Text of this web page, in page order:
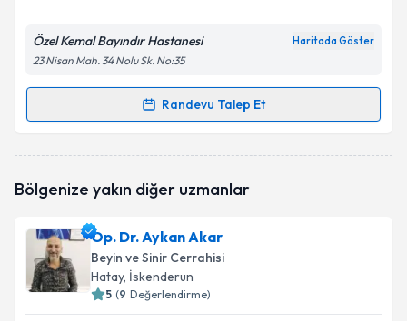
Özel Kemal Bayındır Hastanesi Haritada Göster
23 Nisan Mah. 34 Nolu Sk. No:35
Randevu Talep Et
Randevu Takvimi Talebi
oluşturun. Size bu uzmandan randevu almanız için bir
E-posta Adresiniz
Bölgenize yakın diğer uzmanlar
Op. Dr. Aykan Akar
Beyin ve Sinir Cerrahisi
Hatay, İskenderun
5 (9 Değerlendirme)